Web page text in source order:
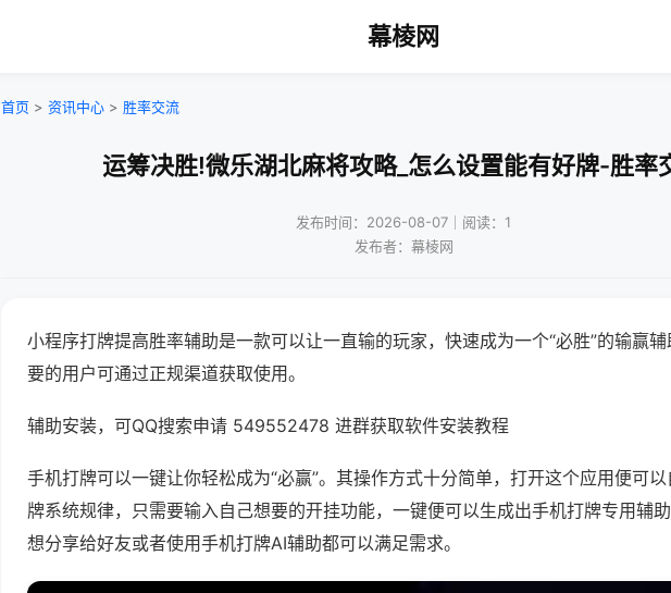
幕棱网
首页 > 资讯中心 > 胜率交流
运筹决胜!微乐湖北麻将攻略_怎么设置能有好牌-胜率
发布时间：2026-08-07｜阅读：1
发布者：幕棱网
小程序打牌提高胜率辅助是一款可以让一直输的玩家，快速成为一个“必胜”的输赢
要的用户可通过正规渠道获取使用。
辅助安装，可QQ搜索申请 549552478 进群获取软件安装教程
手机打牌可以一键让你轻松成为“必赢”。其操作方式十分简单，打开这个应用便可
牌系统规律，只需要输入自己想要的开挂功能，一键便可以生成出手机打牌专用辅
想分享给好友或者使用手机打牌AI辅助都可以满足需求。